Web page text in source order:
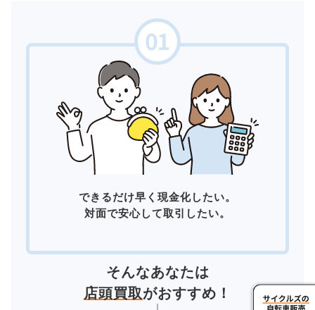
できるだけ早く現金化したい。
対面で安心して取引したい。
そんなあなたは
店頭買取がおすすめ！